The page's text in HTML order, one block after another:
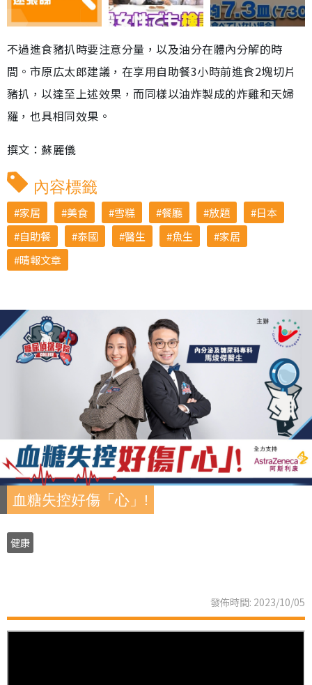
不過進食豬扒時要注意分量，以及油分在體內分解的時
間。市原広太郎建議，在享用自助餐3小時前進食2塊切片
豬扒，以達至上述效果，而同樣以油炸製成的炸雞和天婦
羅，也具相同效果。
撰文：蘇麗儀
內容標籤
家居 美食 雪糕 餐廳 放題
日本
自助餐
泰國 醫生 魚生
家居
晴報文章
血糖失控好傷「心」!
健康
發佈時間: 2023/10/05